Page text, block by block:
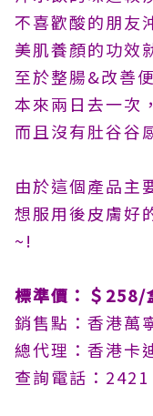
不喜歡酸的朋友
美肌養顏的功效
至於整腸&改善
本來兩日去一次
而且沒有肚谷谷
由於這個產品主
想服用後皮膚好
~!
標準價：＄258/
銷售點：香港萬
總代理：香港卡
查詢電話：